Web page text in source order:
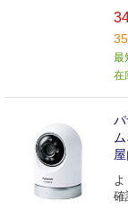
最
在
確